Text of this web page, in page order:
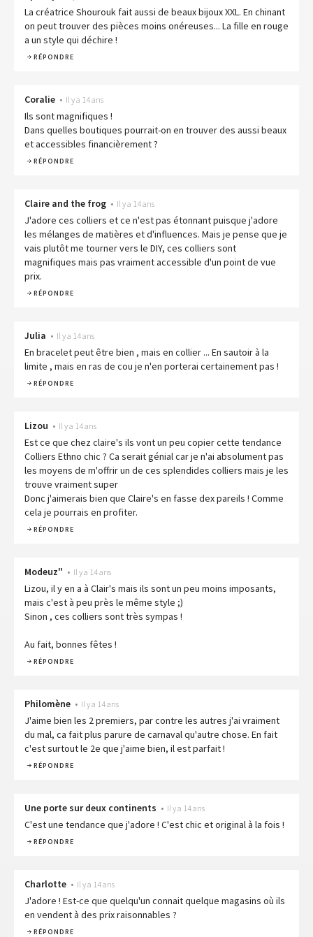
La créatrice Shourouk fait aussi de beaux bijoux XXL. En chinant
on peut trouver des pièces moins onéreuses... La fille en rouge
a un style qui déchire !
RÉPONDRE
Coralie • Il y a 14 ans
Ils sont magnifiques !
Dans quelles boutiques pourrait-on en trouver des aussi beaux
et accessibles financièrement ?
RÉPONDRE
Claire and the frog • Il y a 14 ans
J'adore ces colliers et ce n'est pas étonnant puisque j'adore
les mélanges de matières et d'influences. Mais je pense que je
vais plutôt me tourner vers le DIY, ces colliers sont
magnifiques mais pas vraiment accessible d'un point de vue
prix.
RÉPONDRE
Julia • Il y a 14 ans
En bracelet peut être bien , mais en collier ... En sautoir à la
limite , mais en ras de cou je n'en porterai certainement pas !
RÉPONDRE
Lizou • Il y a 14 ans
Est ce que chez claire's ils vont un peu copier cette tendance
Colliers Ethno chic ? Ca serait génial car je n'ai absolument pas
les moyens de m'offrir un de ces splendides colliers mais je les
trouve vraiment super
Donc j'aimerais bien que Claire's en fasse dex pareils ! Comme
cela je pourrais en profiter.
RÉPONDRE
Modeuz" • Il y a 14 ans
Lizou, il y en a à Clair's mais ils sont un peu moins imposants,
mais c'est à peu près le même style ;)
Sinon , ces colliers sont très sympas !
Au fait, bonnes fêtes !
RÉPONDRE
Philomène • Il y a 14 ans
J'aime bien les 2 premiers, par contre les autres j'ai vraiment
du mal, ca fait plus parure de carnaval qu'autre chose. En fait
c'est surtout le 2e que j'aime bien, il est parfait !
RÉPONDRE
Une porte sur deux continents • Il y a 14 ans
C'est une tendance que j'adore ! C'est chic et original à la fois !
RÉPONDRE
Charlotte • Il y a 14 ans
J'adore ! Est-ce que quelqu'un connait quelque magasins où ils
en vendent à des prix raisonnables ?
RÉPONDRE